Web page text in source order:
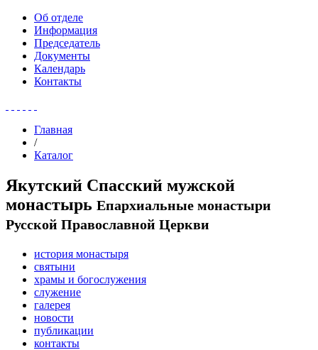
Об отделе
Информация
Председатель
Документы
Календарь
Контакты
Главная
/
Каталог
Якутский Спасский мужской
монастырь Епархиальные монастыри
Русской Православной Церкви
история монастыря
святыни
храмы и богослужения
служение
галерея
новости
публикации
контакты